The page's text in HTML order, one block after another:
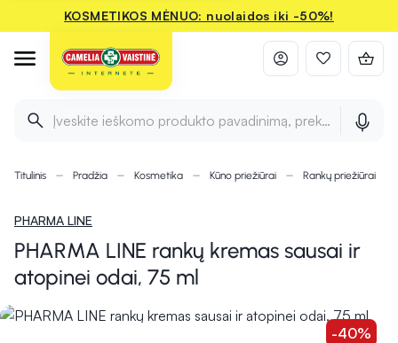
KOSMETIKOS MĖNUO: nuolaidos iki -50%!
Įveskite ieškomo produkto pavadinimą, prekės ženklą ir
Titulinis Pradžia Kosmetika Kūno priežiūrai Rankų priežiūrai
PHARMA LINE
PHARMA LINE rankų kremas sausai ir
atopinei odai, 75 ml
-40%